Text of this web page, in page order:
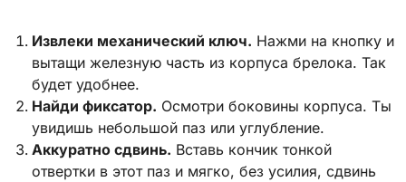
Извлеки механический ключ. Нажми на кнопку и
вытащи железную часть из корпуса брелока. Так
будет удобнее.
Найди фиксатор. Осмотри боковины корпуса. Ты
увидишь небольшой паз или углубление.
Аккуратно сдвинь. Вставь кончик тонкой
отвертки в этот паз и мягко, без усилия, сдвинь